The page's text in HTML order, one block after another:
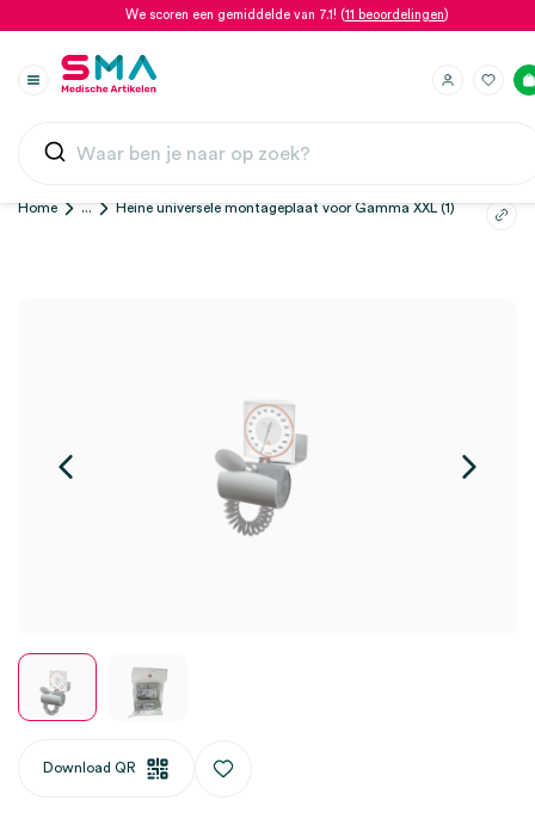
We scoren een gemiddelde van 7.1! (11 beoordelingen)
Home ... Heine universele montageplaat voor Gamma XXL (1)
Download QR